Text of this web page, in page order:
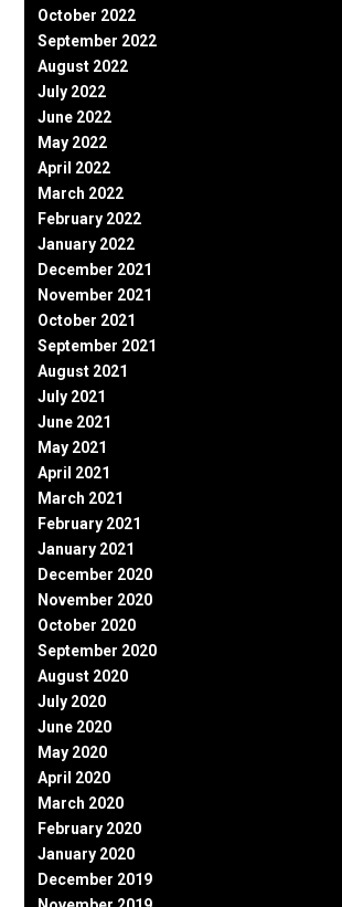
October 2022
September 2022
August 2022
July 2022
June 2022
May 2022
April 2022
March 2022
February 2022
January 2022
December 2021
November 2021
October 2021
September 2021
August 2021
July 2021
June 2021
May 2021
April 2021
March 2021
February 2021
January 2021
December 2020
November 2020
October 2020
September 2020
August 2020
July 2020
June 2020
May 2020
April 2020
March 2020
February 2020
January 2020
December 2019